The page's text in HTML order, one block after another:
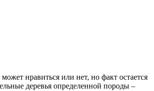
нравиться или нет, но факт остается
деревья определенной породы –